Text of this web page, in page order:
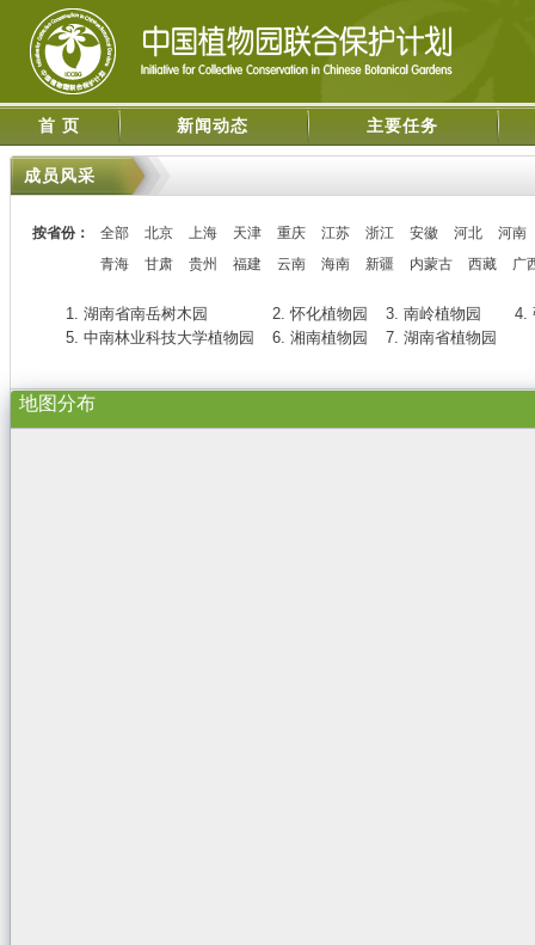
首 页 新闻动态 主要任务
成员风采
按省份： 全部 北京 上海 天津 重庆 江苏 浙江 安徽 河北
河南
青海
甘肃 贵州 福建 云南 海南 新疆 内蒙古 西藏 广
1. 湖南省南岳树木园 2. 怀化植物园 3. 南岭植物园
4.
5. 中南林业科技大学植物园
6. 湘南植物园 7. 湖南省植物园
地图分布